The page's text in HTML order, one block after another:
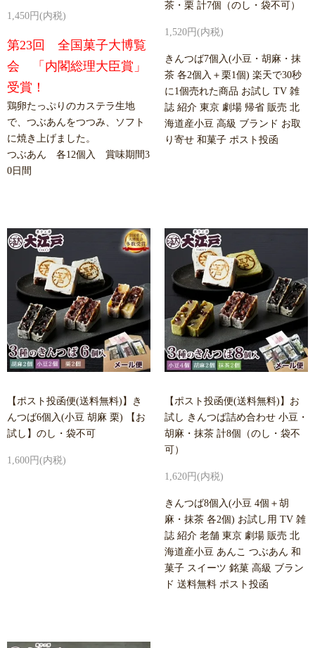
1,450円(内税)
第23回 全国菓子大博覧
会 「内閣総理大臣賞」
受賞！
鶏卵たっぷりのカステラ生地
で、つぶあんをつつみ、ソフト
に焼き上げました。
つぶあん 各12個入 賞味期間3
0日間
茶・栗 計7個（のし・袋不可）
1,520円(内税)
きんつば7個入(小豆・胡麻・抹
茶 各2個入＋栗1個) 楽天で30秒
に1個売れた商品 お試し TV 雑
誌 紹介 東京 劇場 帰省 販売 北
海道産小豆 高級 ブランド お取
り寄せ 和菓子 ポスト投函
【ポスト投函便(送料無料)】き
んつば6個入(小豆 胡麻 栗) 【お
試し】のし・袋不可
1,600円(内税)
【ポスト投函便(送料無料)】お
試し きんつば詰め合わせ 小豆・
胡麻・抹茶 計8個（のし・袋不
可）
1,620円(内税)
きんつば8個入(小豆 4個＋胡
麻・抹茶 各2個) お試し用 TV 雑
誌 紹介 老舗 東京 劇場 販売 北
海道産小豆 あんこ つぶあん 和
菓子 スイーツ 銘菓 高級 ブラン
ド 送料無料 ポスト投函